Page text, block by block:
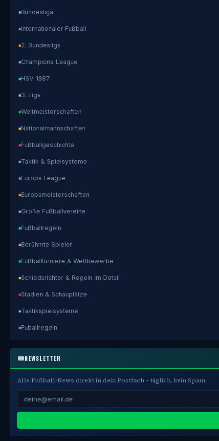
Bundesliga
Internationaler Fußball
2. Bundesliga
Champions League
HSV 1887
3. Liga
Weltmeisterschaften
Nationalmannschaften
Fußballgeschichte
Taktik & Spielsysteme
Europa League
Europameisterschaften
Große Fußballvereine
Fußballregeln
Berühmte Spieler
Fußballturniere & Wettbewerbe
Schiedsrichter & Regeln im Detail
Stadien & Schauplätze
Taktikspielsysteme
Fuballregeln
NEWSLETTER
Alle Fußball-News direkt in dein Postfach – täglich, kein Spam.